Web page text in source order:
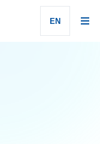
EN